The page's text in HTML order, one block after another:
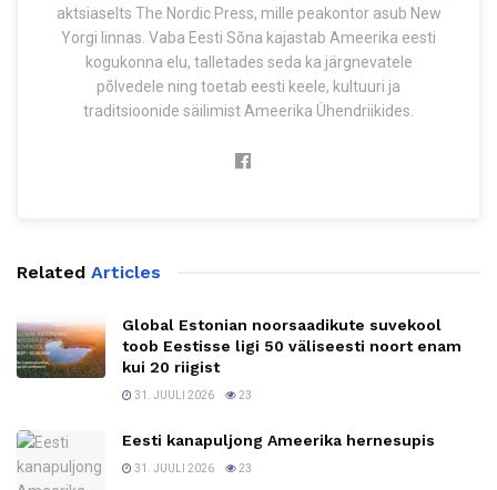
aktsiaselts The Nordic Press, mille peakontor asub New
Yorgi linnas. Vaba Eesti Sõna kajastab Ameerika eesti
kogukonna elu, talletades seda ka järgnevatele
põlvedele ning toetab eesti keele, kultuuri ja
traditsioonide säilimist Ameerika Ühendriikides.
Related Articles
Global Estonian noorsaadikute suvekool
toob Eestisse ligi 50 väliseesti noort enam
kui 20 riigist
31. JUULI 2026 23
Eesti kanapuljong Ameerika hernesupis
31. JUULI 2026 23